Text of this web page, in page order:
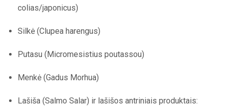
colias/japonicus)
Silkė (Clupea harengus)
Putasu (Micromesistius poutassou)
Menkė (Gadus Morhua)
Lašiša (Salmo Salar) ir lašišos antriniais produktais: